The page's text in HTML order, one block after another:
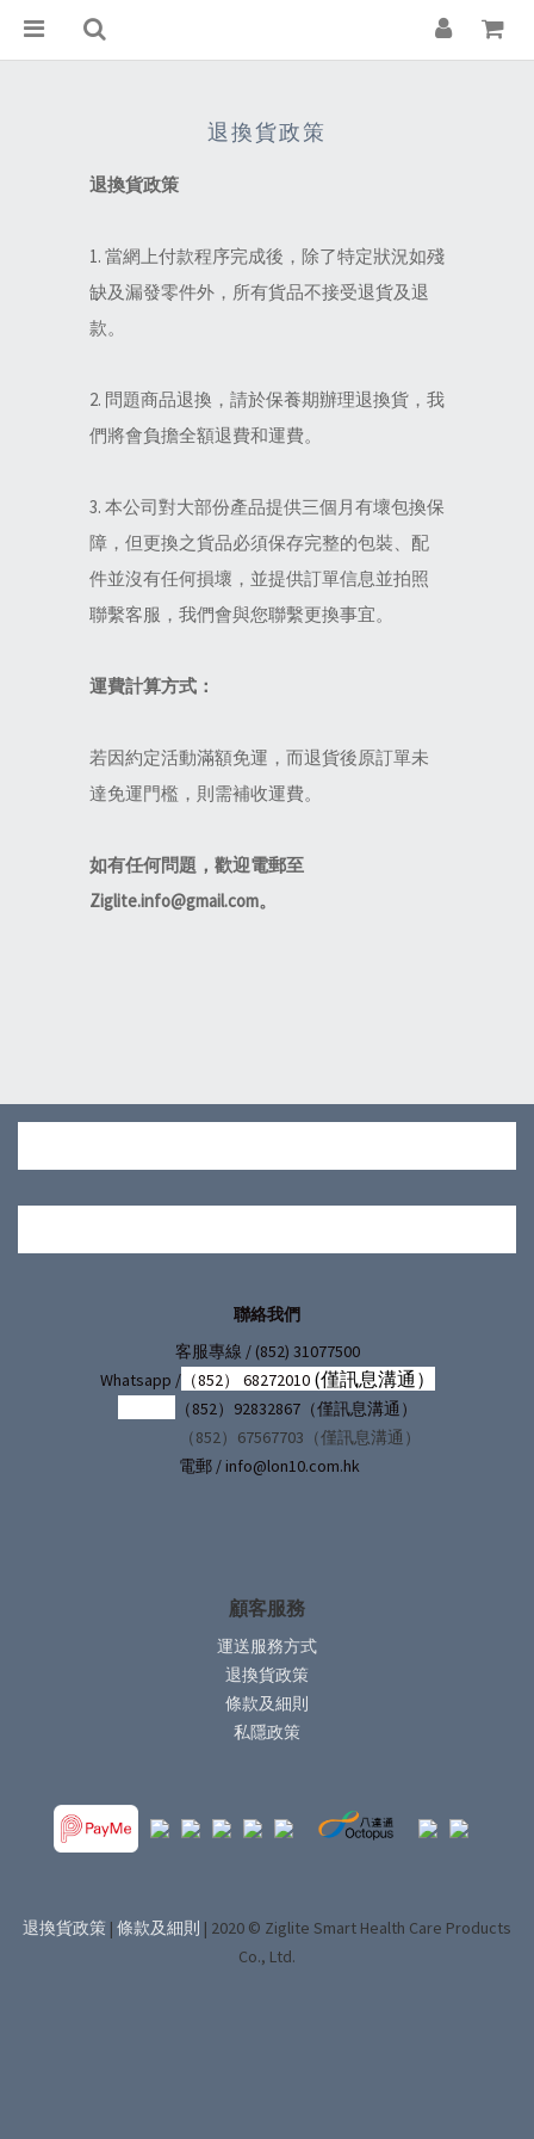
退換貨政策
退換貨政策
1. 當網上付款程序完成後，除了特定狀況如殘
缺及漏發零件外，所有貨品不接受退貨及退
款。
2. 問題商品退換，請於保養期辦理退換貨，我
們將會負擔全額退費和運費。
3. 本公司對大部份產品提供三個月有壞包換保
障，但更換之貨品必須保存完整的包裝、配
件並沒有任何損壞，並提供訂單信息並拍照
聯繫客服，我們會與您聯繫更換事宜。
運費計算方式：
若因約定活動滿額免運，而退貨後原訂單未
達免運門檻，則需補收運費。
如有任何問題，歡迎電郵至
Ziglite.info@gmail.com。
聯絡我們
客服專線 / (852) 31077500
Whatsapp /（852） 68272010 (僅訊息溝通）
（852）92832867（僅訊息溝通）
（852）67567703（僅訊息溝通）
電郵 / info@lon10.com.hk
顧客服務
運送服務方式
退換貨政策
條款及細則
私隱政策
退換貨政策 | 條款及細則 | 2020 © Ziglite Smart Health Care Products
Co., Ltd.